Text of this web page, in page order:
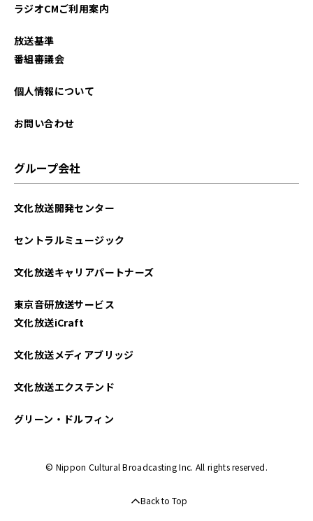
ラジオCMご利用案内
放送基準
番組審議会
個人情報について
お問い合わせ
グループ会社
文化放送開発センター
セントラルミュージック
文化放送キャリアパートナーズ
東京音研放送サービス
文化放送iCraft
文化放送メディアブリッジ
文化放送エクステンド
グリーン・ドルフィン
© Nippon Cultural Broadcasting Inc. All rights reserved.
Back to Top